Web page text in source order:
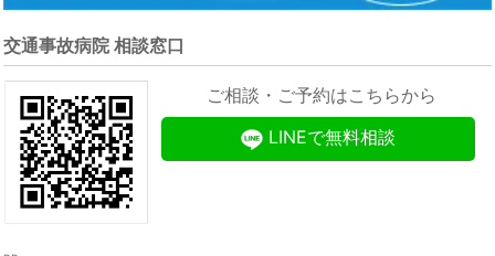
交通事故病院 相談窓口
ご相談・ご予約はこちらから
LINEで無料相談